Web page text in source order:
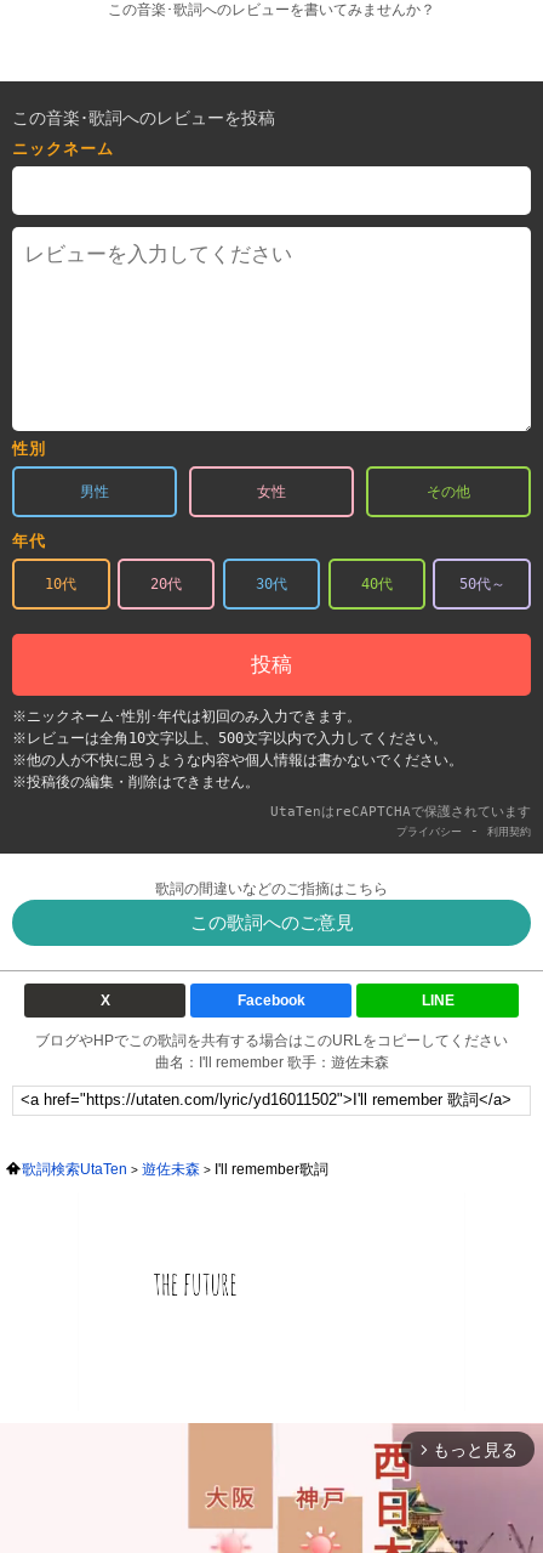
この音楽･歌詞へのレビューを書いてみませんか？
この音楽･歌詞へのレビューを投稿
ニックネーム
性別
男性 女性 その他
年代
10代 20代 30代 40代 50代～
投稿
※ニックネーム･性別･年代は初回のみ入力できます。
※レビューは全角10文字以上、500文字以内で入力してください。
※他の人が不快に思うような内容や個人情報は書かないでください。
※投稿後の編集・削除はできません。
UtaTenはreCAPTCHAで保護されています
プライバシー - 利用契約
歌詞の間違いなどのご指摘はこちら
この歌詞へのご意見
X Facebook LINE
ブログやHPでこの歌詞を共有する場合はこのURLをコピーしてください
曲名：I'll remember 歌手：遊佐未森
歌詞検索UtaTen 遊佐未森 I'll remember歌詞
arrow_forward_ios もっと見る